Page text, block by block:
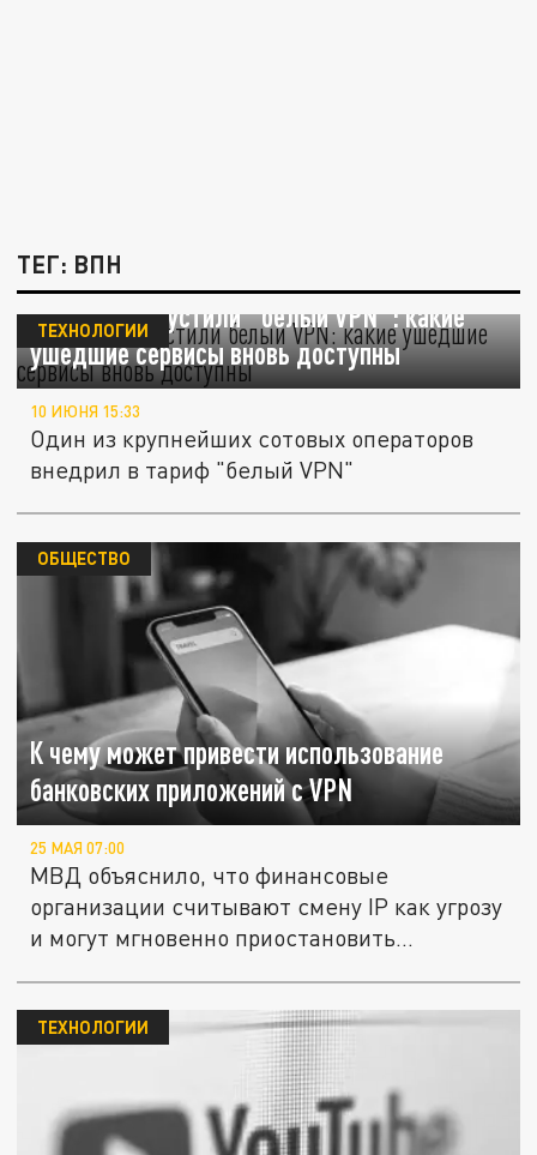
ТЕГ: ВПН
В России запустили "белый VPN": какие
ушедшие сервисы вновь доступны
ТЕХНОЛОГИИ
10 ИЮНЯ 15:33
Один из крупнейших сотовых операторов
внедрил в тариф "белый VPN"
К чему может привести использование
банковских приложений с VPN
ОБЩЕСТВО
25 МАЯ 07:00
МВД объяснило, что финансовые
организации считывают смену IP как угрозу
и могут мгновенно приостановить...
ТЕХНОЛОГИИ